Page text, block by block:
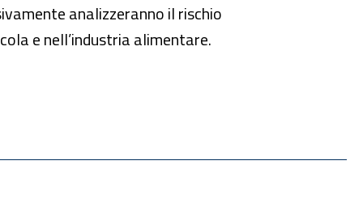
analizzeranno il rischio
e nell’industria alimentare.